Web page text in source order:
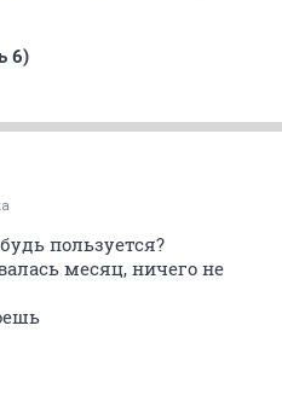
6)
пользуется?
месяц, ничего не